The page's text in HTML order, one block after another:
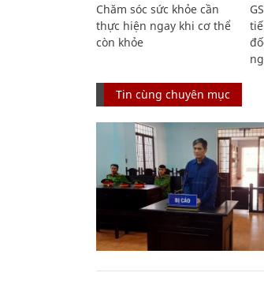
Chăm sóc sức khỏe cần
thực hiện ngay khi cơ thể
còn khỏe
Tin cùng chuyên mục